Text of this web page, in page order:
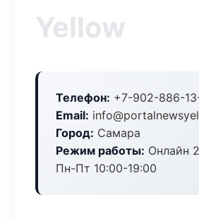
Yellow
Телефон: +7-902-886-
Email:
Город: Самара
Режим работы: Онлайн
Пн-Пт 10:00-19:00